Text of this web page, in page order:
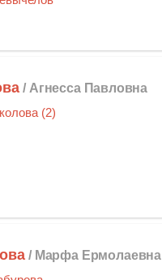
/ Агнесса Павловна
/ Марфа Ермолаевна